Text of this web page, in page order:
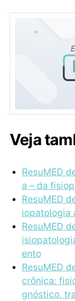
Veja
ResuMED
a – da
ResuMED
iopatologia
ResuMED
ento
ResuMED
crônica:
gnóstico,